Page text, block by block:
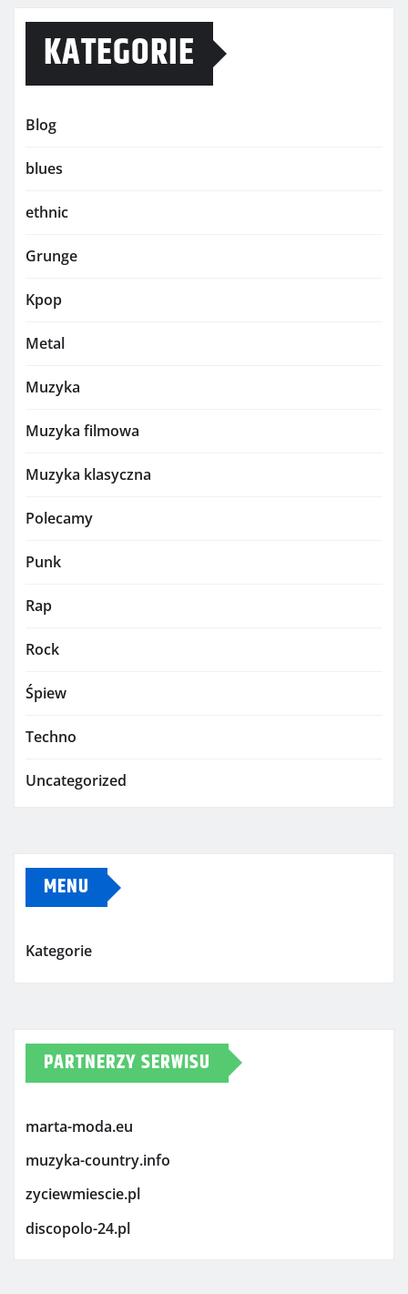
KATEGORIE
Blog
blues
ethnic
Grunge
Kpop
Metal
Muzyka
Muzyka filmowa
Muzyka klasyczna
Polecamy
Punk
Rap
Rock
Śpiew
Techno
Uncategorized
MENU
Kategorie
PARTNERZY SERWISU
marta-moda.eu
muzyka-country.info
zyciewmiescie.pl
discopolo-24.pl